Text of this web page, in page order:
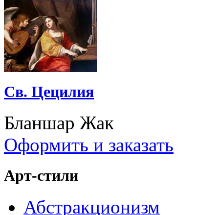
Св. Цецилия
Бланшар Жак
Оформить и заказать
Арт-стили
Абстракционизм